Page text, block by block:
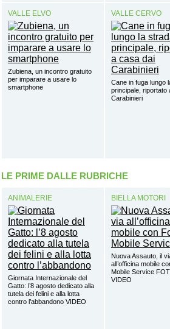
VALLE ELVO
Zubiena, un incontro gratuito
per imparare a usare lo
smartphone
VALLE CERVO
Cane in fuga lungo
principale, riportato
Carabinieri
LE PRIME DALLE RUBRICHE
ANIMALERIE
Giornata Internazionale del
Gatto: l’8 agosto dedicato alla
tutela dei felini e alla lotta
contro l’abbandono VIDEO
BIELLA MOTORI
Nuova Assauto, il
all’officina mobile
Mobile Service
VIDEO